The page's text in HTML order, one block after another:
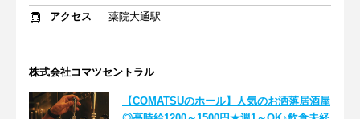
アクセス
薬院大通駅
株式会社コマツセントラル
【COMATSUのホール】人気のお洒落居酒屋